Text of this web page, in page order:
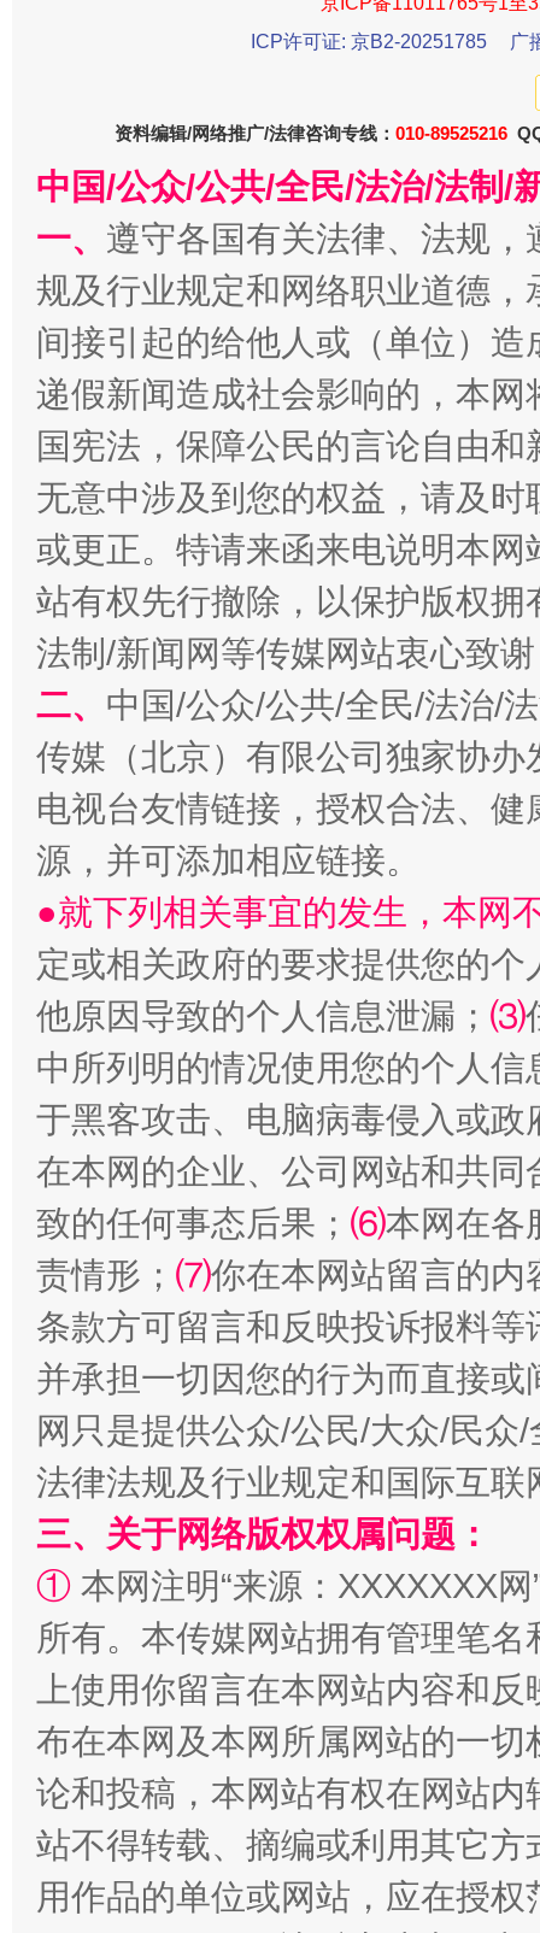
巳巳如意，开工大吉！ 三轮上
ICP许可证: 京B2-20251785
广
资料编辑/网络推广/法律咨询专线： 010-89525216
中国/公众/公共/全民/法治/法制/
一、 遵守各国有关法律、法规
规及行业规定和网络职业道德
间接引起的给他人或（单位）
递假新闻造成社会影响的，本
国宪法，保障公民的言论自由
无意中涉及到您的权益，请及
或更正。特请来函来电说明本
站有权先行撤除，以保护版权
法制/新闻网等传媒网站衷心致
二、 中国/公众/公共/全民/法治/
传媒（北京）有限公司独家协
电视台友情链接，授权合法、
源，并可添加相应链接。
●就下列相关事宜的发生，本网
定或相关政府的要求提供您的个
他原因导致的个人信息泄漏； ⑶
中所列明的情况使用您的个人
于黑客攻击、电脑病毒侵入或
在本网的企业、公司网站和共
致的任何事态后果； ⑹本网在各
责情形； ⑺你在本网站留言的内
条款方可留言和反映投诉报料
并承担一切因您的行为而直接
网只是提供公众/公民/大众/民
法律法规及行业规定和国际互
三、关于网络版权权属问题：
① 本网注明“来源：XXXXXXX
所有。本传媒网站拥有管理笔
上使用你留言在本网站内容和
布在本网及本网所属网站的一
论和投稿，本网站有权在网站
站不得转载、摘编或利用其它
用作品的单位或网站，应在授